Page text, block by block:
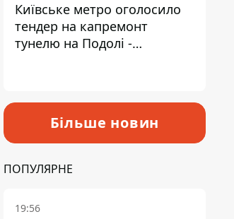
Київське метро оголосило
тендер на капремонт
тунелю на Подолі -
Більше новин
ПОПУЛЯРНЕ
19:56